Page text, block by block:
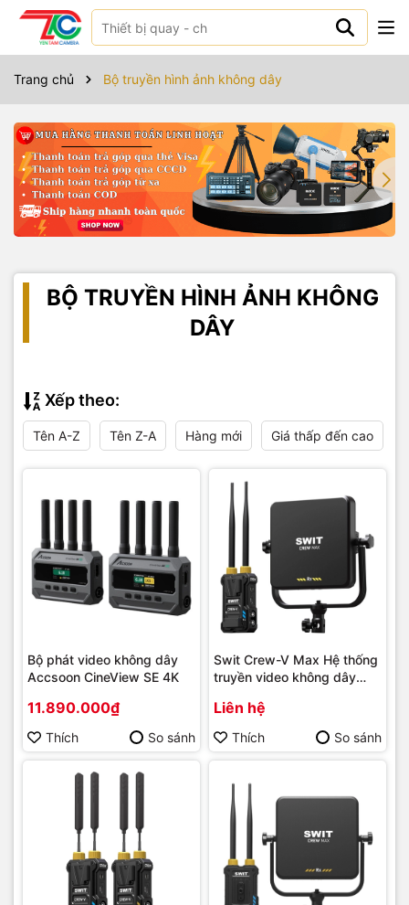
Trang chủ Bộ truyền hình ảnh không dây
BỘ TRUYỀN HÌNH ẢNH KHÔNG
DÂY
Xếp theo:
Tên A-Z Tên Z-A Hàng mới Giá thấp đến cao
Bộ phát video không dây
Accsoon CineView SE 4K
11.890.000₫
Thích So sánh
Swit Crew-V Max Hệ thống
truyền video không dây
Liên hệ
Thích So sánh